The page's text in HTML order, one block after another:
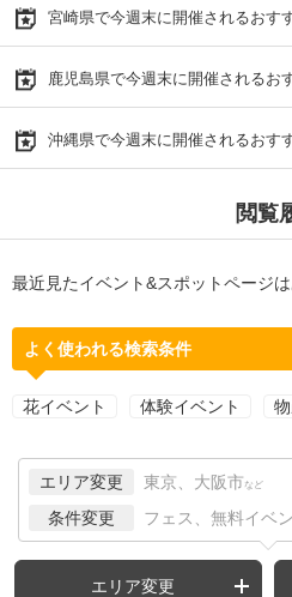
宮崎県で今週末に開催されるおす
鹿児島県で今週末に開催されるお
沖縄県で今週末に開催されるおす
閲覧
最近見たイベント&スポットページは
よく使われる検索条件
花イベント 体験イベント
エリア変更 東京、大阪市 など
条件変更 フェス、無料イベ
エリア変更